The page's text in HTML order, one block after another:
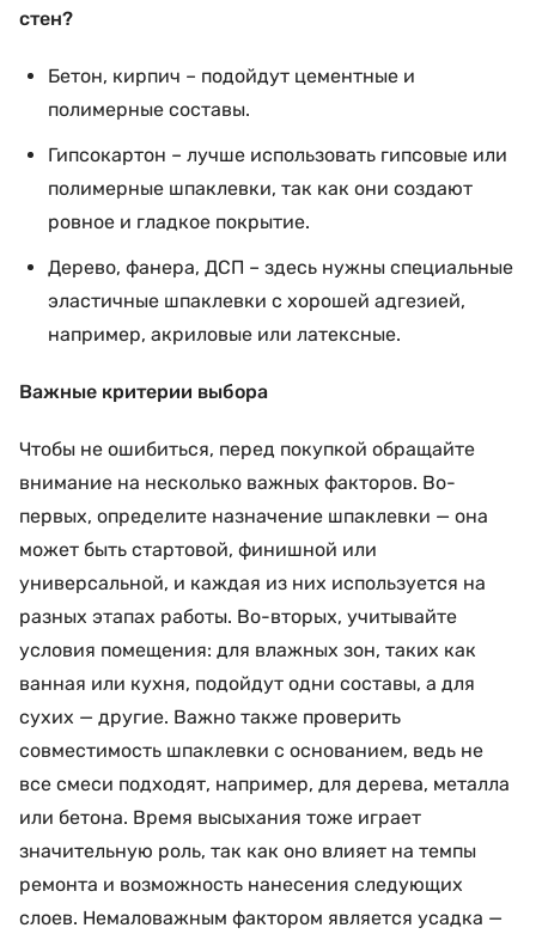
стен?
Бетон, кирпич – подойдут цементные и
полимерные составы.
Гипсокартон – лучше использовать гипсовые или
полимерные шпаклевки, так как они создают
ровное и гладкое покрытие.
Дерево, фанера, ДСП – здесь нужны специальные
эластичные шпаклевки с хорошей адгезией,
например, акриловые или латексные.
Важные критерии выбора
Чтобы не ошибиться, перед покупкой обращайте
внимание на несколько важных факторов. Во-
первых, определите назначение шпаклевки — она
может быть стартовой, финишной или
универсальной, и каждая из них используется на
разных этапах работы. Во-вторых, учитывайте
условия помещения: для влажных зон, таких как
ванная или кухня, подойдут одни составы, а для
сухих — другие. Важно также проверить
совместимость шпаклевки с основанием, ведь не
все смеси подходят, например, для дерева, металла
или бетона. Время высыхания тоже играет
значительную роль, так как оно влияет на темпы
ремонта и возможность нанесения следующих
слоев. Немаловажным фактором является усадка —